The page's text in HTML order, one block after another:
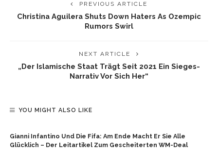
PREVIOUS ARTICLE
Christina Aguilera Shuts Down Haters As Ozempic
Rumors Swirl
NEXT ARTICLE
„Der Islamische Staat Trägt Seit 2021 Ein Sieges-
Narrativ Vor Sich Her“
YOU MIGHT ALSO LIKE
Gianni Infantino Und Die Fifa: Am Ende Macht Er Sie Alle
Glücklich – Der Leitartikel Zum Gescheiterten WM-Deal